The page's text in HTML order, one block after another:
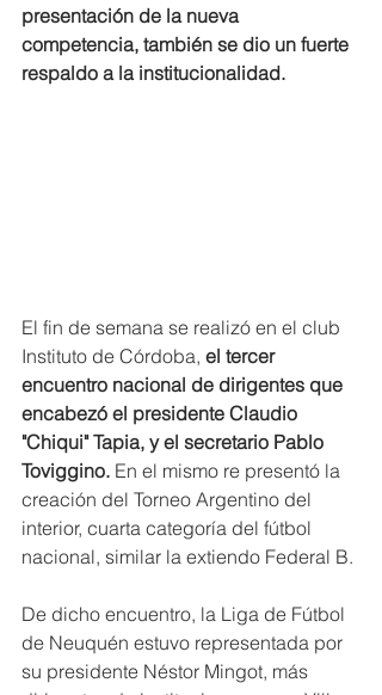
presentación de la nueva
competencia, también se dio un fuerte
respaldo a la institucionalidad.
El fin de semana se realizó en el club
Instituto de Córdoba, el tercer
encuentro nacional de dirigentes que
encabezó el presidente Claudio
"Chiqui" Tapia, y el secretario Pablo
Toviggino. En el mismo re presentó la
creación del Torneo Argentino del
interior, cuarta categoría del fútbol
nacional, similar la extiendo Federal B.
De dicho encuentro, la Liga de Fútbol
de Neuquén estuvo representada por
su presidente Néstor Mingot, más